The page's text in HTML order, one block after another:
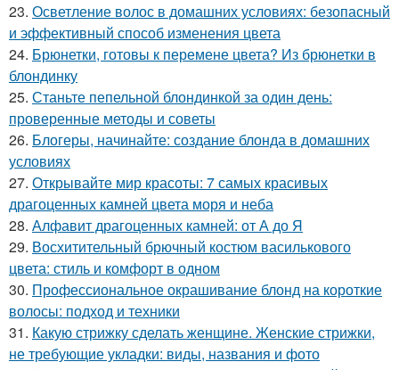
23. Осветление волос в домашних условиях: безопасный
и эффективный способ изменения цвета
24. Брюнетки, готовы к перемене цвета? Из брюнетки в
блондинку
25. Станьте пепельной блондинкой за один день:
проверенные методы и советы
26. Блогеры, начинайте: создание блонда в домашних
условиях
27. Открывайте мир красоты: 7 самых красивых
драгоценных камней цвета моря и неба
28. Алфавит драгоценных камней: от А до Я
29. Восхитительный брючный костюм василькового
цвета: стиль и комфорт в одном
30. Профессиональное окрашивание блонд на короткие
волосы: подход и техники
31. Какую стрижку сделать женщине. Женские стрижки,
не требующие укладки: виды, названия и фото